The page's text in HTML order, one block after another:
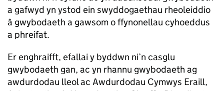
a gafwyd yn ystod ein swyddogaethau rheoleiddio
â gwybodaeth a gawsom o ffynonellau cyhoeddus
a phreifat.
Er enghraifft, efallai y byddwn ni’n casglu
gwybodaeth gan, ac yn rhannu gwybodaeth ag
awdurdodau lleol ac Awdurdodau Cymwys Eraill,